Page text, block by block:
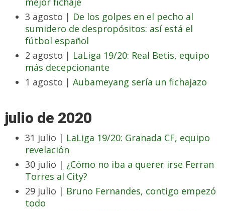
3 agosto | De los golpes en el pecho al
sumidero de despropósitos: así está el
fútbol español
2 agosto | LaLiga 19/20: Real Betis, equipo
más decepcionante
1 agosto | Aubameyang sería un fichajazo
julio de 2020
31 julio | LaLiga 19/20: Granada CF, equipo
revelación
30 julio | ¿Cómo no iba a querer irse Ferran
Torres al City?
29 julio | Bruno Fernandes, contigo empezó
todo